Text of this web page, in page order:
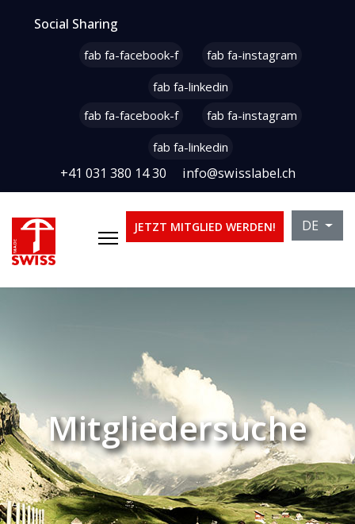
Social Sharing
fab fa-facebook-f
fab fa-instagram
fab fa-linkedin
fab fa-facebook-f
fab fa-instagram
fab fa-linkedin
+41 031 380 14 30 info@swisslabel.ch
JETZT MITGLIED WERDEN! DE
Mitgliedersuche